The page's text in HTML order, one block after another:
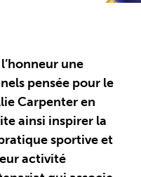
une
pensée pour le
Carpenter en
ainsi inspirer la
sportive et
activité